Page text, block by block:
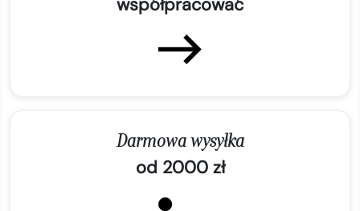
Darmowa wysyłka
od 2000 zł